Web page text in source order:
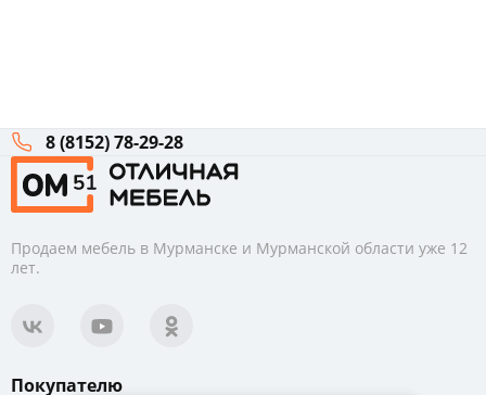
8 (8152) 78-29-28
Продаем мебель в Мурманске и Мурманской области уже 12
лет.
Покупателю